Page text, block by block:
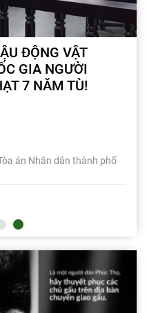
ĐỘNG VẬT
GIA NGƯỜI
7 NĂM TÙ!
án Nhân dân thành phố